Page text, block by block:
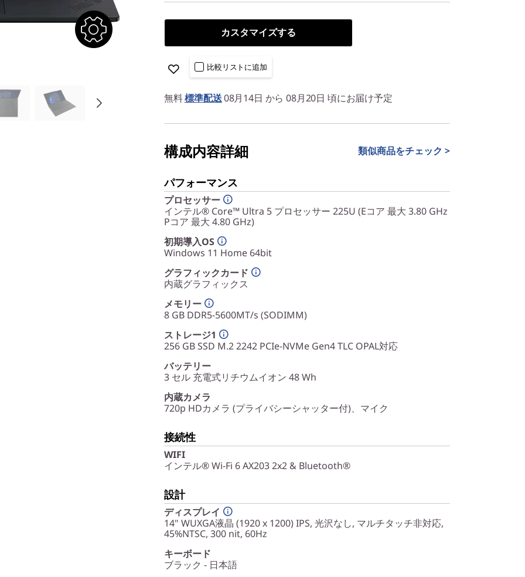
カスタマイズする
比較リストに追加
無料標準配送08月14日 から 08月20日 頃にお届け予定
構成内容詳細 類似商品をチェック >
パフォーマンス
プロセッサー
インテル® Core™ Ultra 5 プロセッサー 225U (Eコア 最大 3.80 GHz
Pコア 最大 4.80 GHz)
初期導入OS
Windows 11 Home 64bit
グラフィックカード
内蔵グラフィックス
メモリー
8 GB DDR5-5600MT/s (SODIMM)
ストレージ1
256 GB SSD M.2 2242 PCIe-NVMe Gen4 TLC OPAL対応
バッテリー
3 セル 充電式リチウムイオン 48 Wh
内蔵カメラ
720p HDカメラ (プライバシーシャッター付)、マイク
接続性
WIFI
インテル® Wi-Fi 6 AX203 2x2 & Bluetooth®
設計
ディスプレイ
14" WUXGA液晶 (1920 x 1200) IPS, 光沢なし, マルチタッチ非対応,
45%NTSC, 300 nit, 60Hz
キーボード
ブラック - 日本語